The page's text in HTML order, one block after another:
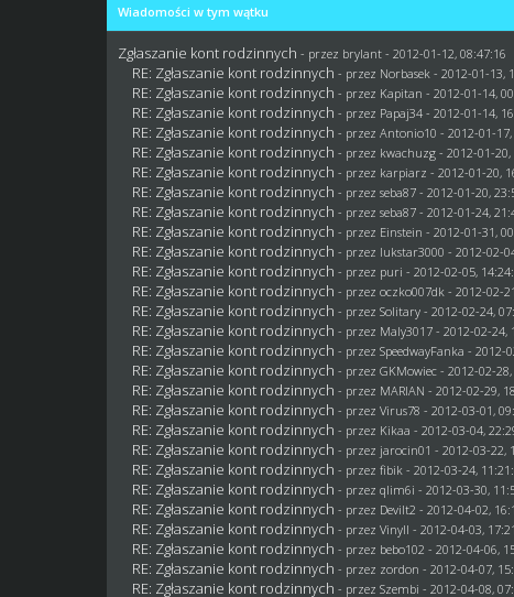
Wiadomości w tym wątku
Zgłaszanie kont rodzinnych - przez brylant - 2012-01-12, 08:47:16
RE: Zgłaszanie kont rodzinnych - przez Norbasek - 2012-01-13,
RE: Zgłaszanie kont rodzinnych - przez Kapitan - 2012-01-14,
RE: Zgłaszanie kont rodzinnych - przez Papaj34 - 2012-01-14,
RE: Zgłaszanie kont rodzinnych - przez Antonio10 - 2012-01-17,
RE: Zgłaszanie kont rodzinnych - przez kwachuzg - 2012-01-20,
RE: Zgłaszanie kont rodzinnych - przez karpiarz - 2012-01-20,
RE: Zgłaszanie kont rodzinnych - przezseba87 - 2012-01-20,
RE: Zgłaszanie kont rodzinnych - przezseba87 - 2012-01-24,
RE: Zgłaszanie kont rodzinnych - przez Einstein - 2012-01-31,
RE: Zgłaszanie kont rodzinnych - przez lukstar3000 - 2012-02-
RE: Zgłaszanie kont rodzinnych - przez puri - 2012-02-05,
RE: Zgłaszanie kont rodzinnych - przez oczko007dk - 2012-02-
RE: Zgłaszanie kont rodzinnych - przezSolitary - 2012-02-24,
RE: Zgłaszanie kont rodzinnych - przez Maly3017 - 2012-02-24,
RE: Zgłaszanie kont rodzinnych - przezSpeedwayFanka - 2012-
RE: Zgłaszanie kont rodzinnych - przezGKMowiec - 2012-02-
RE: Zgłaszanie kont rodzinnych - przez MARIAN - 2012-02-29,
RE: Zgłaszanie kont rodzinnych - przezVirus78 - 2012-03-01,
RE: Zgłaszanie kont rodzinnych - przez Kikaa - 2012-03-04,
RE: Zgłaszanie kont rodzinnych - przez jarocin01 - 2012-03-22,
RE: Zgłaszanie kont rodzinnych - przezfibik - 2012-03-24,
RE: Zgłaszanie kont rodzinnych - przezqlim6i - 2012-03-30,
RE: Zgłaszanie kont rodzinnych - przez Devilt2 - 2012-04-02,
RE: Zgłaszanie kont rodzinnych - przez Vinyll - 2012-04-03,
RE: Zgłaszanie kont rodzinnych - przez bebo102 - 2012-04-06,
RE: Zgłaszanie kont rodzinnych - przez zordon - 2012-04-07,
RE: Zgłaszanie kont rodzinnych - przezSzembi - 2012-04-08,